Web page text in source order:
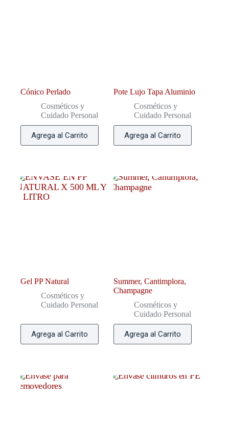
Cónico Perlado
Cosméticos y
Cuidado Personal
Agrega al Carrito
Pote Lujo Tapa Aluminio
Cosméticos y
Cuidado Personal
Agrega al Carrito
Gel PP Natural
Cosméticos y
Cuidado Personal
Agrega al Carrito
Summer, Cantimplora,
Champagne
Cosméticos y
Cuidado Personal
Agrega al Carrito